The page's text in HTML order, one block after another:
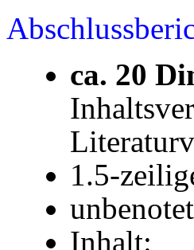
ca. 20
1.5-
unbenotet
Inhalt: